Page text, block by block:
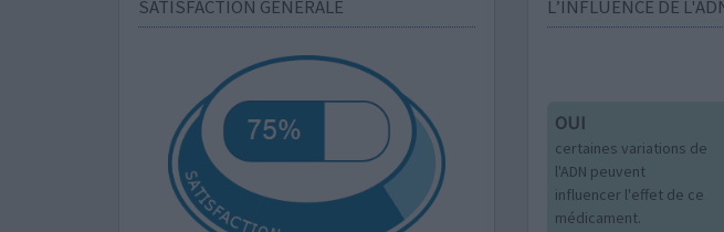
SATISFACTION GÉNÉRALE L’INFLUENCE DE
OUI
certaines variations de
l'ADN peuvent
influencer l'effet de ce
médicament.